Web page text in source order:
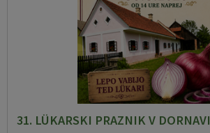
31. LÜKARSKI PRAZNIK V DORNAVI